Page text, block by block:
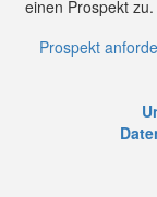
einen Prospekt zu.
Prospekt